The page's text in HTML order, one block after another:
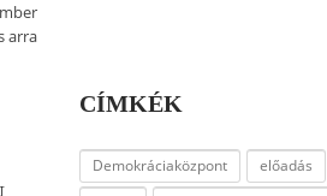
arra
CÍMKÉK
Demokráciaközpont
előadás